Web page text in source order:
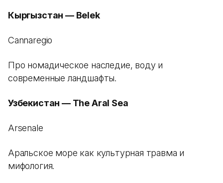
Кыргызстан — Belek
Cannaregio
Про номадическое наследие, воду и
современные ландшафты.
Узбекистан — The Aral Sea
Arsenale
Аральское море как культурная травма и
мифология.